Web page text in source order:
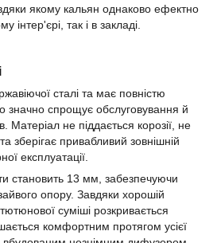
якому кальян однаково ефектно
так і в закладі.
сталі та має повністю
значно спрощує обслуговування й
Матеріал не піддається корозії, не
зберігає привабливий зовнішній
експлуатації.
становить 13 мм, забезпечуючи
опору. Завдяки хорошій
суміші розкривається
комфортним протягом усієї